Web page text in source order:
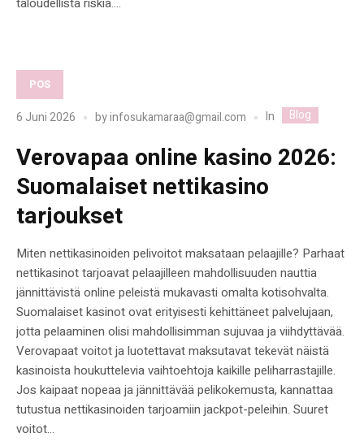
POS
6 Juni 2026 byinfosukamaraa@gmail.com In Blog
Verovapaa online kasino 2026:
Suomalaiset nettikasino
tarjoukset
Miten nettikasinoiden pelivoitot maksataan pelaajille? Parhaat
nettikasinot tarjoavat pelaajilleen mahdollisuuden nauttia
jännittävistä online peleistä mukavasti omalta kotisohvalta.
Suomalaiset kasinot ovat erityisesti kehittäneet palvelujaan,
jotta pelaaminen olisi mahdollisimman sujuvaa ja viihdyttävää.
Verovapaat voitot ja luotettavat maksutavat tekevät näistä
kasinoista houkuttelevia vaihtoehtoja kaikille peliharrastajille.
Jos kaipaat nopeaa ja jännittävää pelikokemusta, kannattaa
tutustua nettikasinoiden tarjoamiin jackpot-peleihin. Suuret
voitot...